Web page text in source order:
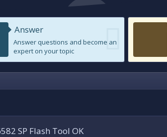
Answer
Answer questions and become an
expert on your topic
SP Flash Tool OK